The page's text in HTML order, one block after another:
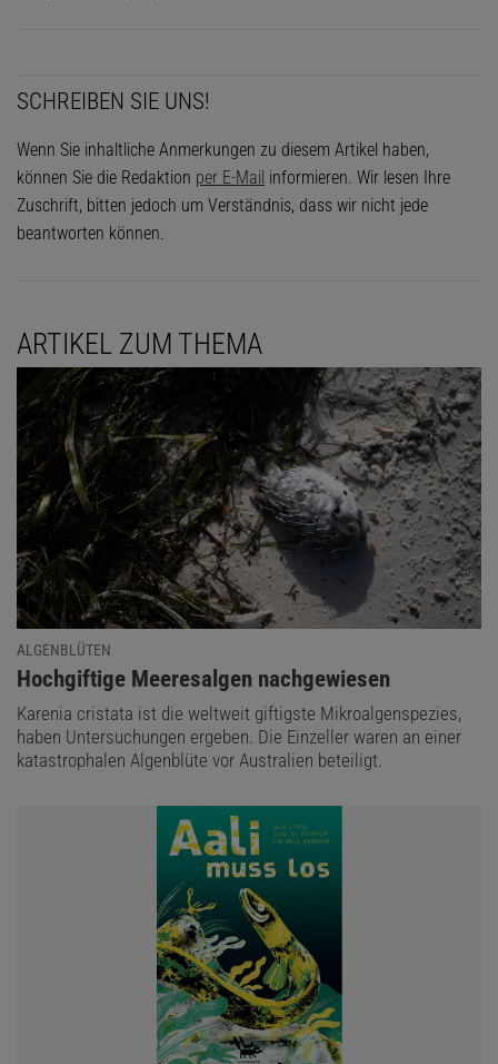
SCHREIBEN SIE UNS!
Wenn Sie inhaltliche Anmerkungen zu diesem Artikel haben,
können Sie die Redaktion per E-Mail informieren. Wir lesen Ihre
Zuschrift, bitten jedoch um Verständnis, dass wir nicht jede
beantworten können.
ARTIKEL ZUM THEMA
ALGENBLÜTEN
:
Hochgiftige Meeresalgen nachgewiesen
Karenia cristata ist die weltweit giftigste Mikroalgenspezies,
haben Untersuchungen ergeben. Die Einzeller waren an einer
katastrophalen Algenblüte vor Australien beteiligt.